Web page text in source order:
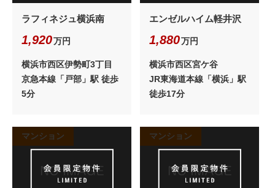
ラフィネジュ横浜南
1,920万円
横浜市西区伊勢町3丁目
京急本線「戸部」駅 徒歩
5分
エンゼルハイム軽井沢
1,880万円
横浜市西区宮ケ谷
JR東海道本線「横浜」駅
徒歩17分
マンション マンション